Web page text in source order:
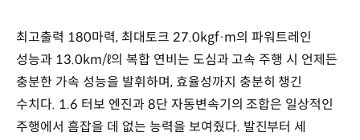
최고출력 180마력, 최대토크 27.0kgf·m의 파워트레인
성능과 13.0km/ℓ의 복합 연비는 도심과 고속 주행 시 언제든
충분한 가속 성능을 발휘하며, 효율성까지 충분히 챙긴
수치다. 1.6 터보 엔진과 8단 자동변속기의 조합은 일상적인
주행에서 흠잡을 데 없는 능력을 보여줬다. 발진부터 세